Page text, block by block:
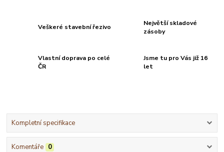
Veškeré stavební řezivo
Největší skladové
zásoby
Vlastní doprava po celé
ČR
Jsme tu pro Vás již 16
let
Kompletní specifikace
Komentáře 0